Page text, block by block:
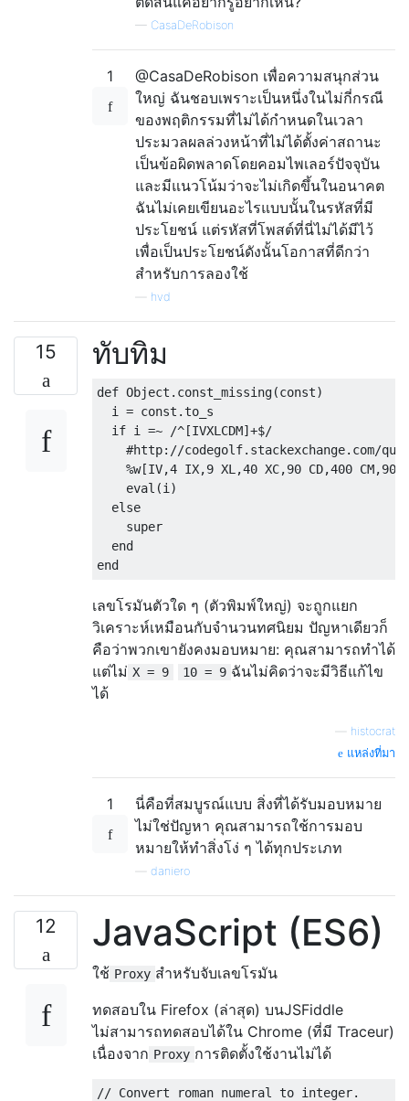
— CasaDeRobison
1
@CasaDeRobison เพื่อความสนุกส่วน
ใหญ่ ฉันชอบเพราะเป็นหนึ่งในไม่กี่กรณี
ของพฤติกรรมที่ไม่ได้กำหนดในเวลา
ประมวลผลล่วงหน้าที่ไม่ได้ตั้งค่าสถานะ
เป็นข้อผิดพลาดโดยคอมไพเลอร์ปัจจุบัน
และมีแนวโน้มว่าจะไม่เกิดขึ้นในอนาคต
ฉันไม่เคยเขียนอะไรแบบนั้นในรหัสที่มี
ประโยชน์ แต่รหัสที่โพสต์ที่นี่ไม่ได้มีไว้
เพื่อเป็นประโยชน์ดังนั้นโอกาสที่ดีกว่า
สำหรับการลองใช้
hvd
15 ทับทิม
def Object.const_missing(const)
  i = const.to_s
  if i =~ /^[IVXLCDM]+$/
#http://codegolf.stackexchange.com/
%w[IV,4 IX,9 XL,40 XC,90 CD,400
    eval(i)
  else
    super
  end
เลขโรมันตัวใด ๆ (ตัวพิมพ์ใหญ่) จะถูกแยก
วิเคราะห์เหมือนกับจำนวนทศนิยม ปัญหาเดียวก็
คือว่าพวกเขายังคงมอบหมาย: คุณสามารถทำได้
แต่ไม่ X = 9 10 = 9 ฉันไม่คิดว่าจะมีวิธีแก้ไข
ได้
histocrat
แหล่งที่มา
1
นี่คือที่สมบูรณ์แบบ สิ่งที่ได้รับมอบหมาย
ไม่ใช่ปัญหา คุณสามารถใช้การมอบ
หมายให้ทำสิ่งโง่ ๆ ได้ทุกประเภท
daniero
12 JavaScript (ES6)
ใช้ Proxy สำหรับจับเลขโรมัน
ทดสอบใน Firefox (ล่าสุด) บนJSFiddle
ไม่สามารถทดสอบได้ใน Chrome (ที่มี Traceur)
เนื่องจาก Proxy การติดตั้งใช้งานไม่ได้
// Convert roman numeral to integer.